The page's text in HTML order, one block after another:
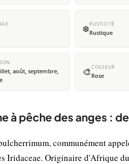
❄️RUSTICITÉ
Rustique
août, septembre,
🎨COULEUR
Rose
à pêche des anges :
communément
Iridaceae. Originaire d'Afrique